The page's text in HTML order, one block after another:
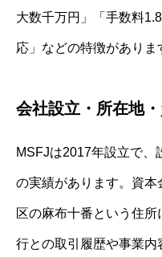
大数千万円」「手数料
応」などの特徴がありま
会社設立・所在地
MSFJは2017年設立で、
の実績があります。資
区の麻布十番という住
行との取引履歴や事業内